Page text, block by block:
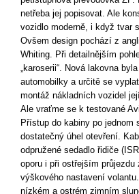
netřeba jej popisovat. Ale
vozidlo moderně, i když tvar
Ovšem design pochází z
Whiting. Při detailnějším
„karoserii“. Nová lakovna
automobilky a určitě se
montáž nákladních vozidel
Ale vraťme se k testované
Přístup do kabiny po jednom
dostatečný úhel otevření.
odpružené sedadlo řidiče
oporu i při ostřejším
výškového nastavení
nízkém a ostrém zimním